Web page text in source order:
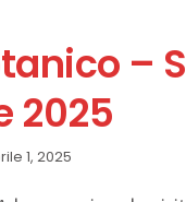
–
2025
1, 2025